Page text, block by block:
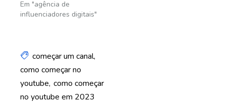
Em "agência de
influenciadores digitais"
começar um canal
como começar no
youtube como começar
no youtube em 2023